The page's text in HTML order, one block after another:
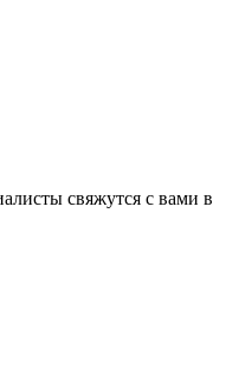
свяжутся с вами в